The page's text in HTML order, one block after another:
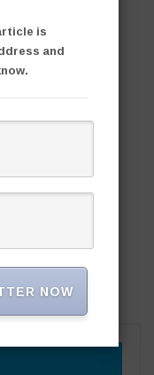
is
and
NOW